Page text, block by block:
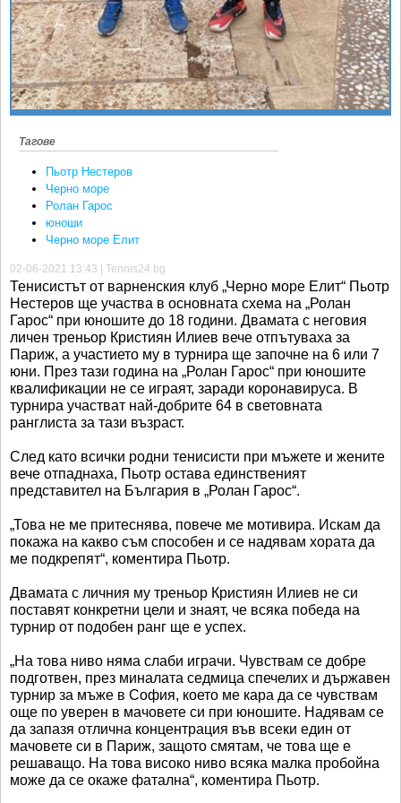
Тагове
Пьотр Нестеров
Черно море
Ролан Гарос
юноши
Черно море Елит
02-06-2021 13:43 | Tennis24.bg
Тенисистът от варненския клуб „Черно море Елит“ Пьотр
Нестеров ще участва в основната схема на „Ролан
Гарос“ при юношите до 18 години. Двамата с неговия
личен треньор Кристиян Илиев вече отпътуваха за
Париж, а участието му в турнира ще започне на 6 или 7
юни. През тази година на „Ролан Гарос“ при юношите
квалификации не се играят, заради коронавируса. В
турнира участват най-добрите 64 в световната
ранглиста за тази възраст.
След като всички родни тенисисти при мъжете и жените
вече отпаднаха, Пьотр остава единственият
представител на България в „Ролан Гарос“.
„Това не ме притеснява, повече ме мотивира. Искам да
покажа на какво съм способен и се надявам хората да
ме подкрепят“, коментира Пьотр.
Двамата с личния му треньор Кристиян Илиев не си
поставят конкретни цели и знаят, че всяка победа на
турнир от подобен ранг ще е успех.
„На това ниво няма слаби играчи. Чувствам се добре
подготвен, през миналата седмица спечелих и държавен
турнир за мъже в София, което ме кара да се чувствам
още по уверен в мачовете си при юношите. Надявам се
да запазя отлична концентрация във всеки един от
мачовете си в Париж, защото смятам, че това ще е
решаващо. На това високо ниво всяка малка пробойна
може да се окаже фатална“, коментира Пьотр.